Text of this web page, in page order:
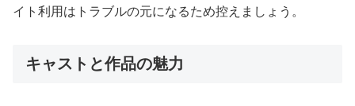
イト利用はトラブルの元になるため控えましょう。
キャストと作品の魅力